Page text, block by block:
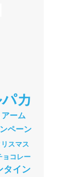
カ
アーム
ペーン
リスマス
ョコレー
タイン